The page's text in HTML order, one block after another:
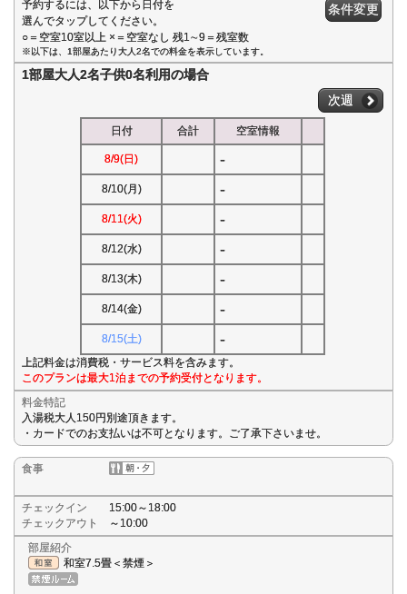
予約するには、以下から日付を
選んでタップしてください。
○＝空室10室以上 ×＝空室なし 残1∼9＝残室数
条件変更
※以下は、1部屋あたり大人2名での料金を表示しています。
1部屋大人2名子供0名利用の場合
次週
日付 合計 空室情報
8/9(日) -
8/10(月) -
8/11(火) -
8/12(水) -
8/13(木) -
8/14(金) -
8/15(土) -
上記料金は消費税・サービス料を含みます。
このプランは最大1泊までの予約受付となります。
料金特記
入湯税大人150円別途頂きます。
・カードでのお支払いは不可となります。ご了承下さいませ。
食事
チェックイン
15:00～18:00
チェックアウト
～10:00
部屋紹介
和室7.5畳＜禁煙＞